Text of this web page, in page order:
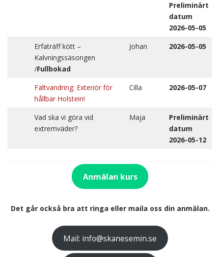
Preliminärt
datum
2026-05-05
Erfaträff kött –
Kalvningssäsongen
/Fullbokad
Johan 2026-05-05
Fältvandring: Exteriör för
hållbar Holstein!
Cilla 2026-05-07
Vad ska vi göra vid
extremväder?
Maja
Preliminärt
datum
2026-05-12
Anmälan kurs
Det går också bra att ringa eller maila oss din anmälan.
Mail: info@skanesemin.se